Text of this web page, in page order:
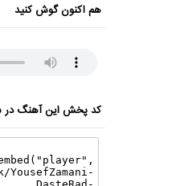
هم اکنون گوش کنید
کد پخش این آهنگ در